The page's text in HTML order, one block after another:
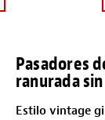
Pasadores
ranurada
Estilo vintage